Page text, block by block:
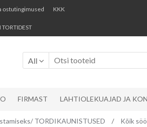
ostutingimused KKK
All
FIRMAST LAHTIOLEKUAJAD JA
TORDIKAUNISTUSED / Kõik